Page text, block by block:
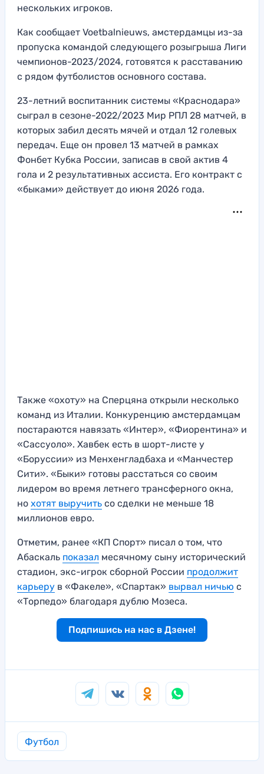
нескольких игроков.
Как сообщает Voetbalnieuws, амстердамцы из-за
пропуска командой следующего розыгрыша Лиги
чемпионов-2023/2024, готовятся к расставанию
с рядом футболистов основного состава.
23-летний воспитанник системы «Краснодара»
сыграл в сезоне-2022/2023 Мир РПЛ 28 матчей, в
которых забил десять мячей и отдал 12 голевых
передач. Еще он провел 13 матчей в рамках
Фонбет Кубка России, записав в свой актив 4
гола и 2 результативных ассиста. Его контракт с
«быками» действует до июня 2026 года.
Также «охоту» на Сперцяна открыли несколько
команд из Италии. Конкуренцию амстердамцам
постараются навязать «Интер», «Фиорентина» и
«Сассуоло». Хавбек есть в шорт-листе у
«Боруссии» из Менхенгладбаха и «Манчестер
Сити». «Быки» готовы расстаться со своим
лидером во время летнего трансферного окна,
но хотят выручить со сделки не меньше 18
миллионов евро.
Отметим, ранее «КП Спорт» писал о том, что
Абаскаль показал месячному сыну исторический
стадион, экс-игрок сборной России продолжит
карьеру в «Факеле», «Спартак» вырвал ничью с
«Торпедо» благодаря дублю Мозеса.
Подпишись на нас в Дзене!
Футбол